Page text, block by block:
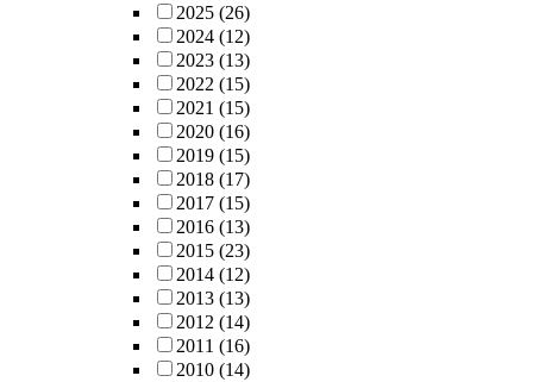
2025 (26)
2024 (12)
2023 (13)
2022 (15)
2021 (15)
2020 (16)
2019 (15)
2018 (17)
2017 (15)
2016 (13)
2015 (23)
2014 (12)
2013 (13)
2012 (14)
2011 (16)
2010 (14)